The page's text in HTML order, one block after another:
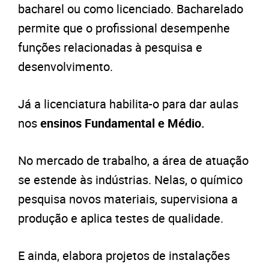
bacharel ou como licenciado. Bacharelado
permite que o profissional desempenhe
funções relacionadas à pesquisa e
desenvolvimento.
Já a licenciatura habilita-o para dar aulas
nosensinos Fundamental e Médio.
No mercado de trabalho, a área de atuação
se estende às indústrias. Nelas, o químico
pesquisa novos materiais, supervisiona a
produção e aplica testes de qualidade.
E ainda, elabora projetos de instalações